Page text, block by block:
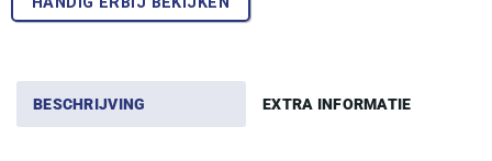
BESCHRIJVING EXTRA INFORMATIE